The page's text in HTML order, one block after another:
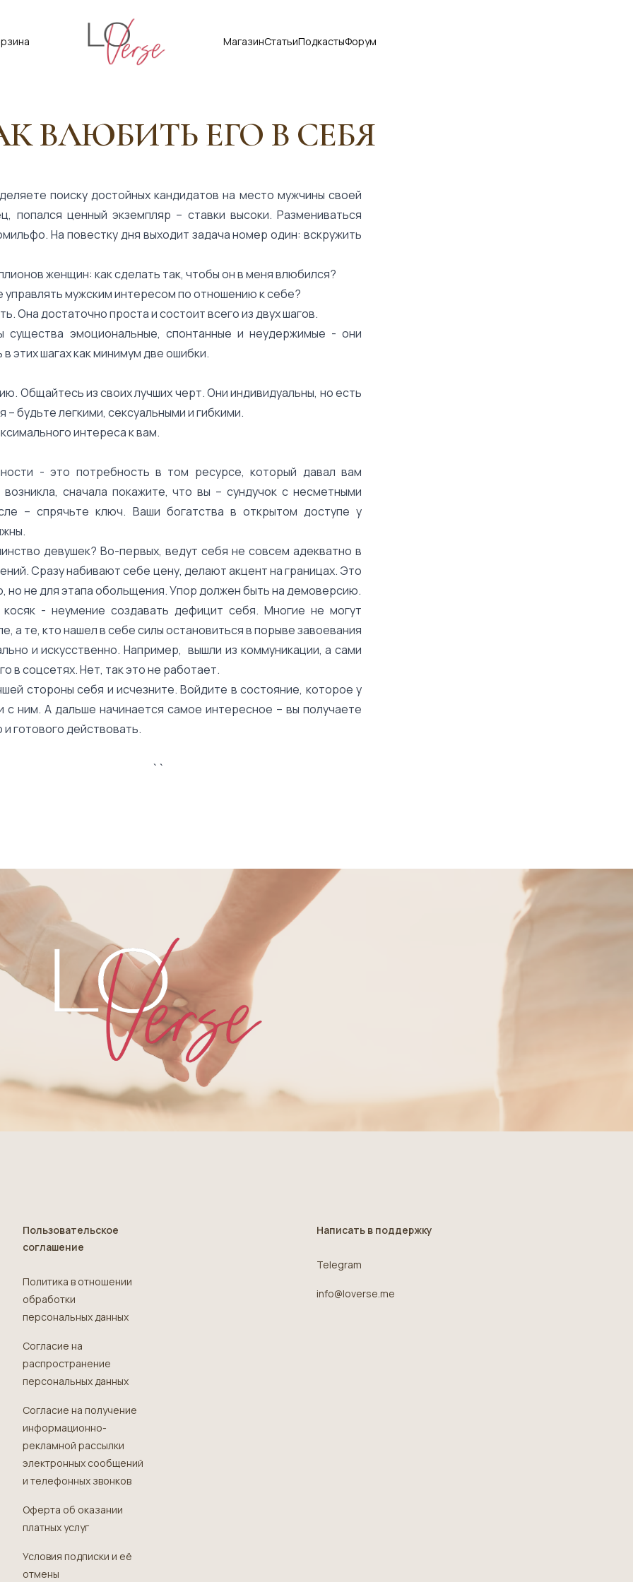
МагазинСтатьиПодкастыФорум
Loverse
ВЛЮБИТЬ ЕГО В СЕБЯ
поиску достойных кандидатов на место мужчины своей
попался ценный экземпляр – ставки высоки. Размениваться
На повестку дня выходит задача номер один: вскружить
женщин: как сделать так, чтобы он в меня влюбился?
мужским интересом по отношению к себе?
Она достаточно проста и состоит всего из двух шагов.
существа эмоциональные, спонтанные и неудержимые - они
этих шагах как минимум две ошибки.
Общайтесь из своих лучших черт. Они индивидуальны, но есть
будьте легкими, сексуальными и гибкими.
интереса к вам.
- это потребность в том ресурсе, который давал вам
сначала покажите, что вы – сундучок с несметными
– спрячьте ключ. Ваши богатства в открытом доступе у
девушек? Во-первых, ведут себя не совсем адекватно в
Сразу набивают себе цену, делают акцент на границах. Это
но не для этапа обольщения. Упор должен быть на демоверсию.
- неумение создавать дефицит себя. Многие не могут
а те, кто нашел в себе силы остановиться в порыве завоевания
и искусственно. Например, вышли из коммуникации, а сами
в соцсетях. Нет, так это не работает.
стороны себя и исчезните. Войдите в состояние, которое у
с ним. А дальше начинается самое интересное – вы получаете
готового действовать.
` `
Пользовательское
соглашение
Политика в отношении
обработки
персональных данных
Согласие на
распространение
персональных данных
Согласие на получение
информационно-
рекламной рассылки
электронных сообщений
и телефонных звонков
Оферта об оказании
платных услуг
Условия подписки и её
отмены
Написать в поддержку
Telegram
info@loverse.me